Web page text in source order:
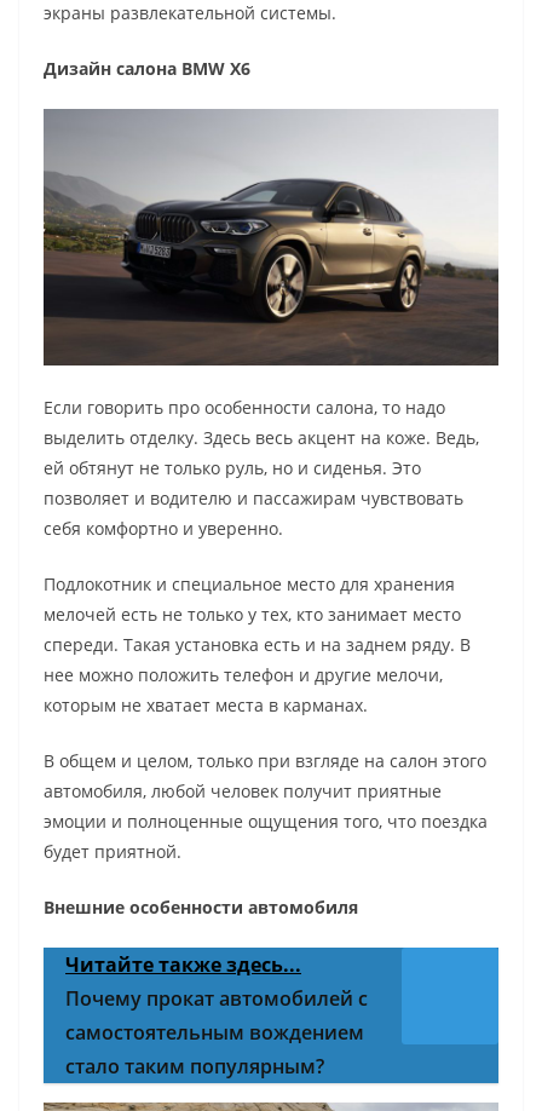
экраны развлекательной системы.
Дизайн салона BMW X6
Если говорить про особенности салона, то надо
выделить отделку. Здесь весь акцент на коже. Ведь,
ей обтянут не только руль, но и сиденья. Это
позволяет и водителю и пассажирам чувствовать
себя комфортно и уверенно.
Подлокотник и специальное место для хранения
мелочей есть не только у тех, кто занимает место
спереди. Такая установка есть и на заднем ряду. В
нее можно положить телефон и другие мелочи,
которым не хватает места в карманах.
В общем и целом, только при взгляде на салон этого
автомобиля, любой человек получит приятные
эмоции и полноценные ощущения того, что поездка
будет приятной.
Внешние особенности автомобиля
Читайте также здесь...
Почему прокат автомобилей с
самостоятельным вождением
стало таким популярным?